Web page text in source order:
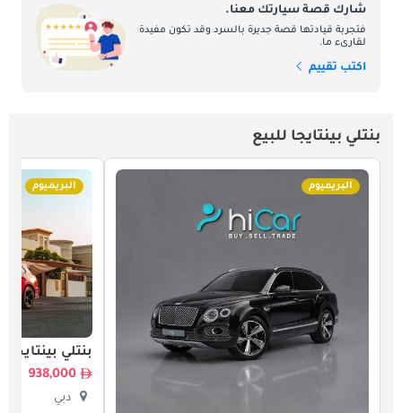
شارك قصة سيارتك معنا.
فتجربة قيادتها قصة جديرة بالسرد وقد تكون مفيدة
لقارىء ما.
اكتب تقييم
بنتلي بينتايجا للبيع
البريميوم البريميوم
بنتلي بينتايجا
938,000
دبي